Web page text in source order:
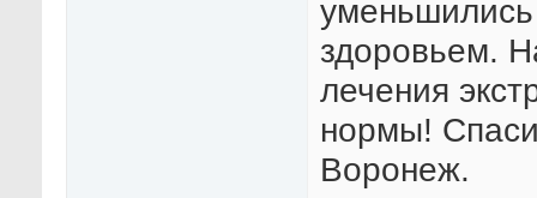
здоровьем.
лечения
нормы!
Воронеж.